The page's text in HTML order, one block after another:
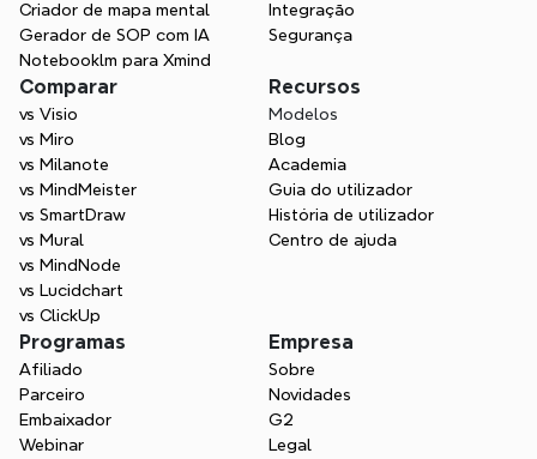
Criador de mapa mental
Gerador de SOP com IA
Notebooklm para Xmind
Integração
Segurança
Comparar
vs Visio
vs Miro
vs Milanote
vs MindMeister
vs SmartDraw
vs Mural
vs MindNode
vs Lucidchart
vs ClickUp
Recursos
Modelos
Blog
Academia
Guia do utilizador
História de utilizador
Centro de ajuda
Programas
Afiliado
Parceiro
Embaixador
Webinar
Empresa
Sobre
Novidades
G2
Legal